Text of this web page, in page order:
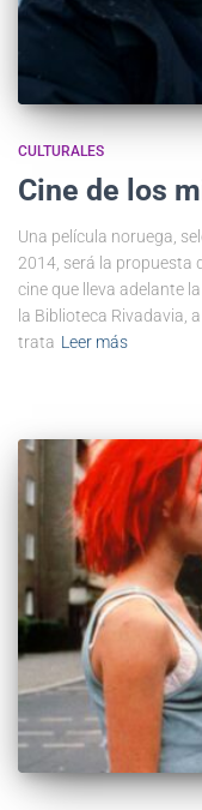
CULTURALES
Cine de los
Una película noruega,
2014, será la propuesta
cine que lleva adelante
la Biblioteca Rivadavia,
trata Leer más